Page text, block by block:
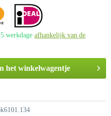
werkdage afhankelijk van de
het winkelwagentje